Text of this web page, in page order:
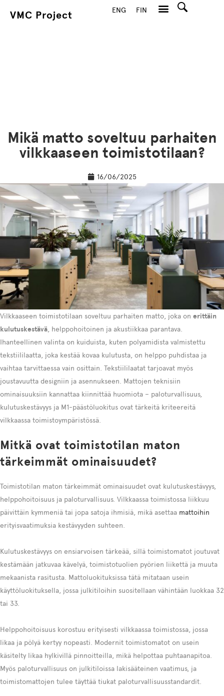
VMC Project ENG FIN
Mikä matto soveltuu parhaiten
vilkkaaseen toimistotilaan?
16/06/2025
Vilkkaaseen toimistotilaan soveltuu parhaiten matto, joka on erittäin
kulutuskestävä , helppohoitoinen ja akustiikkaa parantava.
Ihanteellinen valinta on kuiduista, kuten polyamidista valmistettu
tekstiililaatta, joka kestää kovaa kulutusta, on helppo puhdistaa ja
vaihtaa tarvittaessa vain osittain. Tekstiililaatat tarjoavat myös
joustavuutta designiin ja asennukseen. Mattojen teknisiin
ominaisuuksiin kannattaa kiinnittää huomiota – paloturvallisuus,
kulutuskestävyys ja M1-päästöluokitus ovat tärkeitä kriteereitä
vilkkaassa toimistoympäristössä.
Mitkä ovat toimistotilan maton
tärkeimmät ominaisuudet?
Toimistotilan maton tärkeimmät ominaisuudet ovat kulutuskestävyys,
helppohoitoisuus ja paloturvallisuus. Vilkkaassa toimistossa liikkuu
päivittäin kymmeniä tai jopa satoja ihmisiä, mikä asettaa mattoihin
erityisvaatimuksia kestävyyden suhteen.
Kulutuskestävyys on ensiarvoisen tärkeää, sillä toimistomatot joutuvat
kestämään jatkuvaa kävelyä, toimistotuolien pyörien liikettä ja muuta
mekaanista rasitusta. Mattoluokituksissa tätä mitataan usein
käyttöluokituksella, jossa julkitiloihin suositellaan vähintään luokkaa 32
tai 33.
Helppohoitoisuus korostuu erityisesti vilkkaassa toimistossa, jossa
likaa ja pölyä kertyy nopeasti. Modernit toimistomatot on usein
käsitelty likaa hylkivillä pinnoitteilla, mikä helpottaa puhtaanapitoa.
Myös paloturvallisuus on julkitiloissa lakisääteinen vaatimus, ja
toimistomattojen tulee täyttää tiukat paloturvallisuusstandardit.